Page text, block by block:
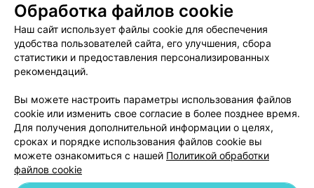
Пользовательское соглашение
Способы оплаты
Вакансии
Партнеры
Написать руководителю 103.by
Обработка персональных данных
Обработка файлов cookie
Наш сайт использует файлы cookie для обеспечения
удобства пользователей сайта, его улучшения, сбора
статистики и предоставления персонализированных
рекомендаций.
Вы можете настроить параметры использования файлов
cookie или изменить свое согласие в более позднее время.
Для получения дополнительной информации о целях,
сроках и порядке использования файлов cookie вы
можете ознакомиться с нашей Политикой обработки
файлов cookie